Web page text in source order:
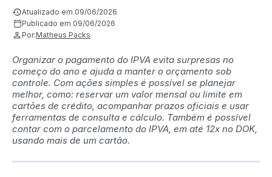
Atualizado em 09/06/2026
Publicado em 09/06/2026
Por:Matheus Packs
Organizar o pagamento do IPVA evita surpresas no
começo do ano e ajuda a manter o orçamento sob
controle. Com ações simples é possível se planejar
melhor, como: reservar um valor mensal ou limite em
cartões de crédito, acompanhar prazos oficiais e usar
ferramentas de consulta e cálculo. Também é possível
contar com o parcelamento do IPVA, em até 12x no DOK,
usando mais de um cartão.